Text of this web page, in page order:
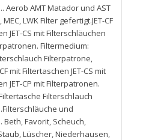
Aerob AMT Matador und AST
,MEC,LWK Filter gefertigt.JET-CF
JET-CS mit Filterschläuchen
Filtermedium:
Filterpatrone,
mit Filtertaschen JET-CS mit
JET-CP mit Filterpatronen.
Filterschlauch
und
Beth,Favorit, Scheuch,
,Lüscher,Niederhausen,